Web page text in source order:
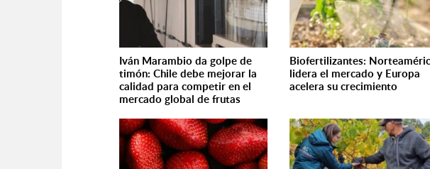
Iván Marambio da golpe de
timón: Chile debe mejorar la
calidad para competir en el
mercado global de frutas
Biofertilizantes:
lidera el mercado y Europa
acelera su crecimiento